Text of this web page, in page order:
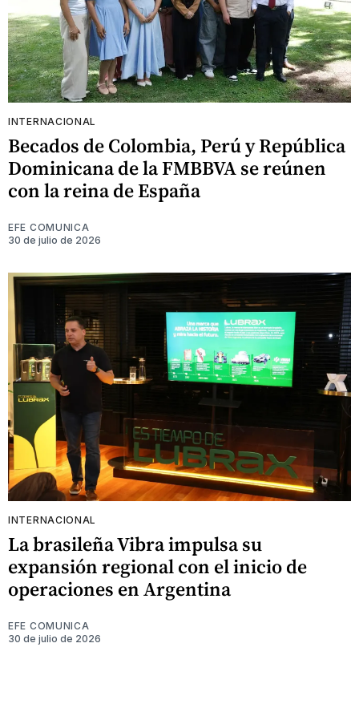
INTERNACIONAL
Becados de Colombia, Perú y República
Dominicana de la FMBBVA se reúnen
con la reina de España
EFE COMUNICA
30 de julio de 2026
INTERNACIONAL
La brasileña Vibra impulsa su
expansión regional con el inicio de
operaciones en Argentina
EFE COMUNICA
30 de julio de 2026